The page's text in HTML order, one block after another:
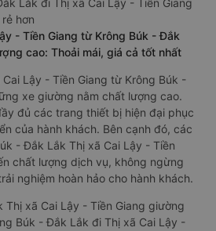
Lắk đi Thị xã Cai Lậy - Tiền Giang
hơn
- Tiền Giang từ Krông Búk - Đắk
cao: Thoải mái, giá cả tốt nhất
Lậy - Tiền Giang từ Krông Búk -
xe giường nằm chất lượng cao.
đủ các trang thiết bị hiện đại phục
của hành khách. Bên cạnh đó, các
- Đắk Lắk Thị xã Cai Lậy - Tiền
chất lượng dịch vụ, không ngừng
nghiệm hoàn hảo cho hành khách.
Thị xã Cai Lậy - Tiền Giang giường
Búk - Đắk Lắk đi Thị xã Cai Lậy -